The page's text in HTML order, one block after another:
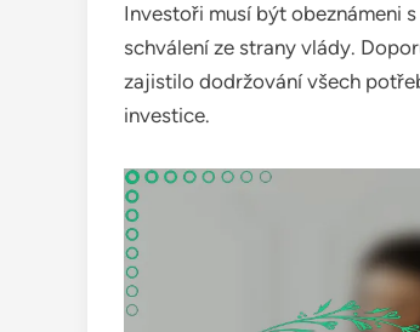
Investoři musí být obeznámeni
schválení ze strany vlády.
zajistilo dodržování všech
investice.